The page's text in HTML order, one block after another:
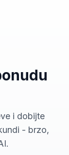
i dobijte
- brzo,